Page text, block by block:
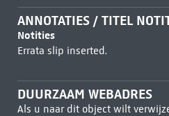
ANNOTATIES / TITEL
Notities
Errata slip inserted.
DUURZAAM WEBADRES
Als u naar dit object wilt